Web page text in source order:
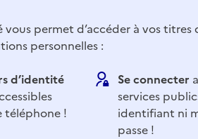
vous permet d’accéder à vos
personnelles :
d’identité
téléphone !
Se connecter
services
identifiant ni
passe !